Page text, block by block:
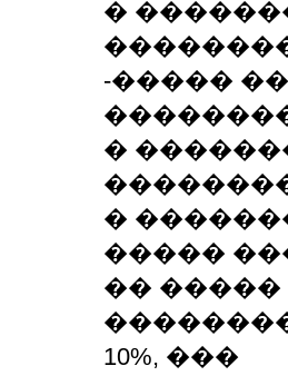
�
-�����
�
�
�����
��
10%, ���